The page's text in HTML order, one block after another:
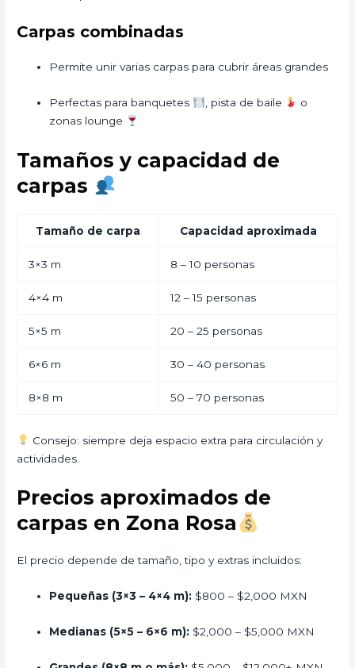
Carpas combinadas
Permite unir varias carpas para cubrir áreas grandes
Perfectas para banquetes , pista de baile
o
zonas lounge
Tamaños y capacidad de
carpas
Tamaño de carpa Capacidad aproximada
3×3 m 8 – 10 personas
4×4 m 12 – 15 personas
5×5 m 20 – 25 personas
6×6 m 30 – 40 personas
8×8 m 50 – 70 personas
Consejo: siempre deja espacio extra para circulación y
actividades.
Precios aproximados de
carpas en Zona Rosa
El precio depende de tamaño, tipo y extras incluidos:
Pequeñas (3×3 – 4×4 m): $800 – $2,000 MXN
Medianas (5×5 – 6×6 m): $2,000 – $5,000 MXN